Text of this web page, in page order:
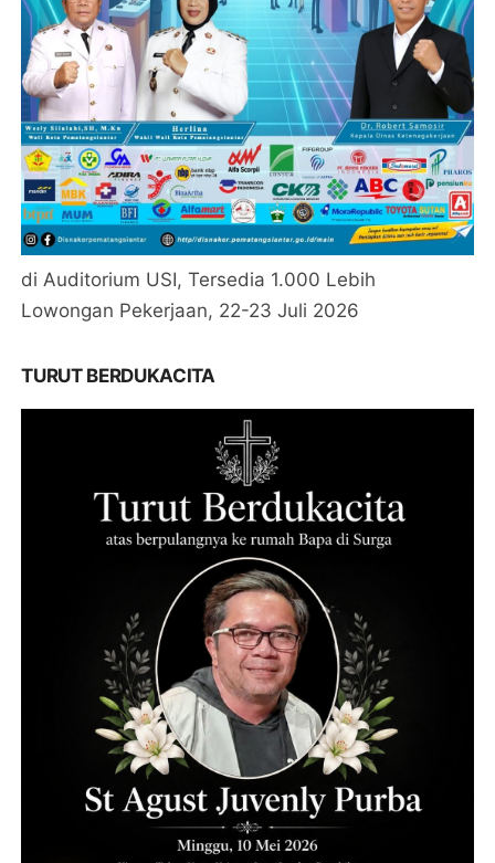
di Auditorium USI, Tersedia 1.000 Lebih
Lowongan Pekerjaan, 22-23 Juli 2026
TURUT BERDUKACITA